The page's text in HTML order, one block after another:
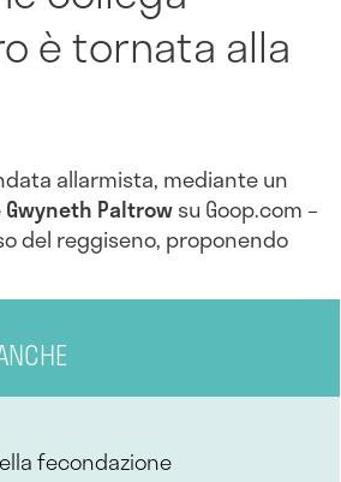
è tornata alla
allarmista, mediante un
Gwyneth Paltrowsu Goop.com –
del reggiseno, proponendo
fecondazione